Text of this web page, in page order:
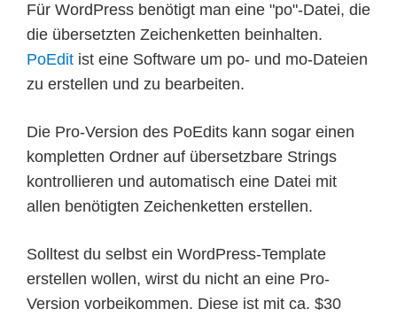
Für WordPress benötigt man eine "po"-Datei, die
die übersetzten Zeichenketten beinhalten.
PoEdit ist eine Software um po- und mo-Dateien
zu erstellen und zu bearbeiten.
Die Pro-Version des PoEdits kann sogar einen
kompletten Ordner auf übersetzbare Strings
kontrollieren und automatisch eine Datei mit
allen benötigten Zeichenketten erstellen.
Solltest du selbst ein WordPress-Template
erstellen wollen, wirst du nicht an eine Pro-
Version vorbeikommen. Diese ist mit ca. $30